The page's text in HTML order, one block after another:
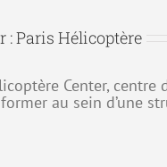
:Paris Hélicoptère
Center,
au sein d’une